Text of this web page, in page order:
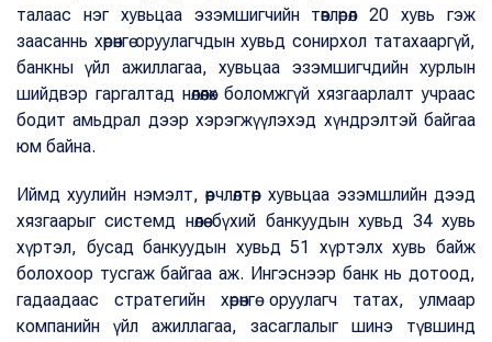
талаас нэг хувьцаа эзэмшигчийн төвлөрөл 20 хувь гэж
заасаннь хөрөнгө оруулагчдын хувьд сонирхол татахааргүй,
банкны үйл ажиллагаа, хувьцаа эзэмшигчдийн хурлын
шийдвэр гаргалтад нөлөөлөх боломжгүй хязгаарлалт учраас
бодит амьдрал дээр хэрэгжүүлэхэд хүндрэлтэй байгаа
юм байна.
Иймд хуулийн нэмэлт, өөрчлөлтөөр хувьцаа эзэмшлийн дээд
хязгаарыг системд нөлөө бүхий банкуудын хувьд 34 хувь
хүртэл, бусад банкуудын хувьд 51 хүртэлх хувь байж
болохоор тусгаж байгаа аж. Ингэснээр банк нь дотоод,
гадаадаас стратегийн хөрөнгө оруулагч татах, улмаар
компанийн үйл ажиллагаа, засаглалыг шинэ түвшинд